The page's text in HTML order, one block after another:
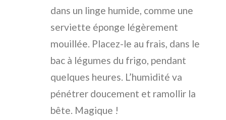
dans un linge humide, comme une
serviette éponge légèrement
mouillée. Placez-le au frais, dans le
bac à légumes du frigo, pendant
quelques heures. L’humidité va
pénétrer doucement et ramollir la
bête. Magique !